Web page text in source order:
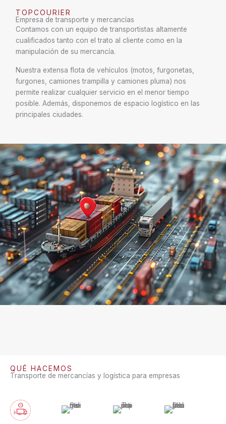
TOPCOURIER
Empresa de transporte y mercancías
Contamos con un equipo de transportistas altamente
cualificados tanto con el trato al cliente como en la
manipulación de su mercancía.
Nuestra extensa flota de vehículos (motos, furgonetas,
furgones, camiones trampilla y camiones pluma) nos
permite realizar cualquier servicio en el menor tiempo
posible. Además, disponemos de espacio logístico en las
principales ciudades.
QUÉ HACEMOS
Transporte de mercancías y logística para empresas